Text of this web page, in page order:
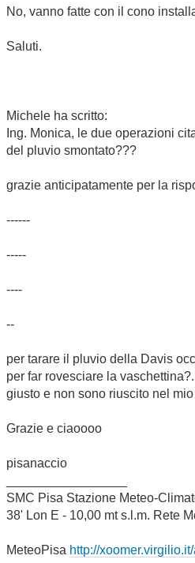
No, vanno fatte con il cono
Saluti.
Michele ha scritto:
Ing. Monica, le due operazioni
del pluvio smontato???
grazie anticipatamente per la
------
-----
----
--
per tarare il pluvio della Davis
per far rovesciare la
giusto e non sono riuscito nel
Grazie e ciaoooo
pisanaccio
SMC Pisa Stazione Meteo-
38' Lon E - 10,00 mt s.l.m. Rete
MeteoPisa http://